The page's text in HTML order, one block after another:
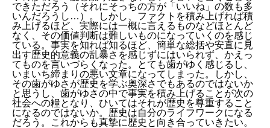
できただろう（それにそっちの方が「いいね」の数も多
いんだろうし…）。しかし、ファクトを積み上げれば積
み上げるほど、実際には一概に言えるものなどほとんど
なく、その価値判断は難しいものになっていくのを感じ
ている。事実を知れば知るほど、簡単な総括や安直に見
出す歴史的意義の乱暴さを感じずにはいられず、かえっ
てものを言いづらくなった。とても歯がゆく感じるし、
いまいち締まりの悪い文章になってしまった。しかし、
その歯がゆさが歴史を学ぶ奥深さでもあるのではないか
と思うし、歯がゆさの中で事実を積み上げることが次の
社会への糧となり、ひいてはそれが歴史を尊重すること
になるのではないか。歴史は自分のライフワークになる
だろう。これからも真摯に歴史と向き合っていきたい。